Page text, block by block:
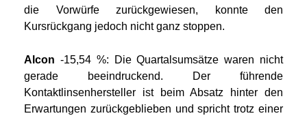
die Vorwürfe zurückgewiesen, konnte den
Kursrückgang jedoch nicht ganz stoppen.
Alcon -15,54 %: Die Quartalsumsätze waren nicht
gerade beeindruckend. Der führende
Kontaktlinsenhersteller ist beim Absatz hinter den
Erwartungen zurückgeblieben und spricht trotz einer